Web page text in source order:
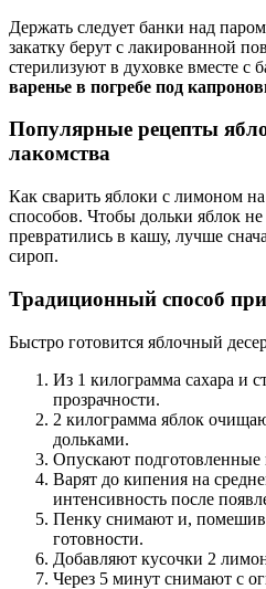
Держать следует банки над
закатку берут с лакированной
стерилизуют в духовке вместе с
варенье в погребе под
Популярные рецепты
лакомства
Как сварить яблоки с лимоном
способов. Чтобы дольки яблок не
превратились в кашу, лучше
сироп.
Традиционный способ
Быстро готовится яблочный
Из 1 килограмма сахара и
прозрачности.
2 килограмма яблок
дольками.
Опускают подготовленные
Варят до кипения на
интенсивность после
Пенку снимают и,
готовности.
Добавляют кусочки 2
Через 5 минут снимают с